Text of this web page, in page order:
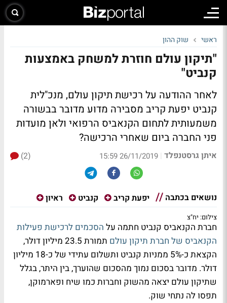
ראשי שוק ההון
"תיקון עולם חוזרת למשחק באמצעות
קנביט"
לאחר ההודעה על רכישת תיקון עולם, מנכ"לית
קנביט יפעת קריב מסבירה מדוע מדובר בבשורה
משמעותית לתחום הקנאביס הרפואי ולאן מועדות
פני החברה ביום שאחרי הרכישה?
איתן גרסטנפלד |
26/11/2019 15:59
(2)
נושאים בכתבה יפעת קריב קנביט ראיון
צילום: יח"צ
חברת הקנאביס קנביט חתמה על הסכמים לרכישת פעילות
הקנאביס של חברת תיקון עולם
תמורת 23.5 מיליון דולר,
הקצאת כ-5% ממניות קנביט ותשלום עתידי של כ-18 מיליון
דולר. מדובר בסכום נמוך מהסכום שהוערך, בין היתר, בגלל
שתיקון עולם יצאה מהשוק וחברות כמו שיח ופארמוקן,
תפסו לה נתחי שוק.